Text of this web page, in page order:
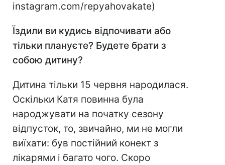
instagram.com/repyahovakate)
Їздили ви кудись відпочивати або
тільки плануєте? Будете брати з
собою дитину?
Дитина тільки 15 червня народилася.
Оскільки Катя повинна була
народжувати на початку сезону
відпусток, то, звичайно, ми не могли
виїхати: був постійний конект з
лікарями і багато чого. Скоро